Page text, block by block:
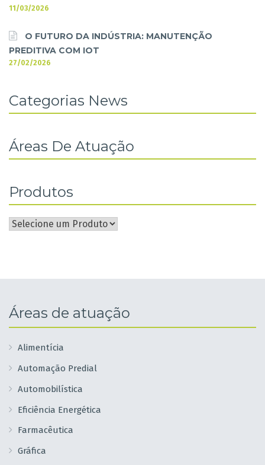
11/03/2026
O FUTURO DA INDÚSTRIA: MANUTENÇÃO
PREDITIVA COM IOT
27/02/2026
Categorias News
Áreas De Atuação
Produtos
Áreas de atuação
Alimentícia
Automação Predial
Automobilística
Eficiência Energética
Farmacêutica
Gráfica